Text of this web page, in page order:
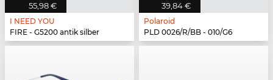
55,98 €
I NEED YOU
FIRE - G5200 antik silber
39,84 €
Polaroid
PLD 0026/R/BB - 010/G6